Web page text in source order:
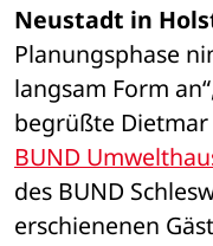
Neustadt in
Planungsphase
langsam Form
begrüßte Dietmar
BUND
des BUND
erschienenen